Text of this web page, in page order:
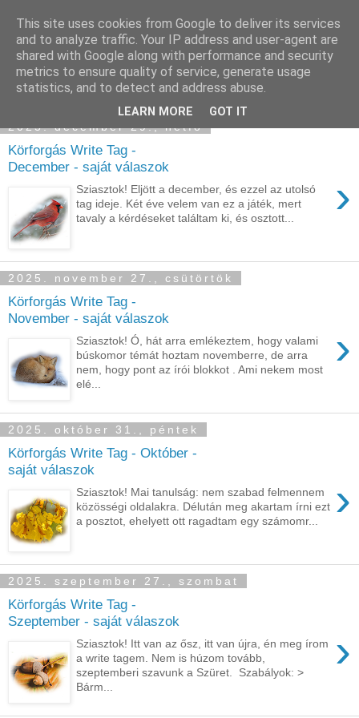
Sümegi Emília -
Tintaszerkezetek
2025. december 29., hétfő
Körforgás Write Tag -
December - saját válaszok
›
Sziasztok! Eljött a december, és ezzel az utolsó
tag ideje. Két éve velem van ez a játék, mert
tavaly a kérdéseket találtam ki, és osztott...
2025. november 27., csütörtök
Körforgás Write Tag -
November - saját válaszok
›
Sziasztok! Ó, hát arra emlékeztem, hogy valami
búskomor témát hoztam novemberre, de arra
nem, hogy pont az írói blokkot . Ami nekem most
elé...
2025. október 31., péntek
Körforgás Write Tag - Október -
saját válaszok
›
Sziasztok! Mai tanulság: nem szabad felmennem
közösségi oldalakra. Délután meg akartam írni ezt
a posztot, ehelyett ott ragadtam egy számomr...
2025. szeptember 27., szombat
Körforgás Write Tag -
Szeptember - saját válaszok
›
Sziasztok! Itt van az ősz, itt van újra, én meg írom
a write tagem. Nem is húzom tovább,
szeptemberi szavunk a Szüret. Szabályok: >
Bárm...
This site uses cookies from Google to deliver its services
and to analyze traffic. Your IP address and user-agent are
shared with Google along with performance and security
metrics to ensure quality of service, generate usage
statistics, and to detect and address abuse.
LEARN MORE GOT IT